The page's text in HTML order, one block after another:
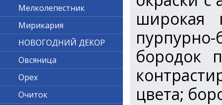
широкая
бородок
цвета;
Мелколепестник
Мирикария
НОВОГОДНИЙ ДЕКОР
Овсяница
Орех
Очиток